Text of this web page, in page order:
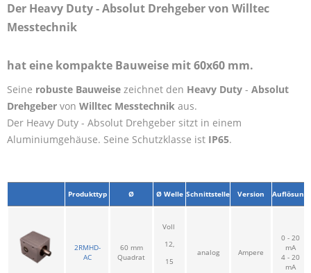
Der Heavy Duty - Absolut Drehgeber von Willtec
Messtechnik
hat eine kompakte Bauweise mit 60x60 mm.
Seine robuste Bauweise zeichnet den Heavy Duty - Absolut
Drehgeber von Willtec Messtechnik aus.
Der Heavy Duty - Absolut Drehgeber sitzt in einem
Aluminiumgehäuse. Seine Schutzklasse ist IP65.
Produkttyp Ø Ø Welle Schnittstelle Version Auflösung
2RMHD-
AC
60 mm
Quadrat
Voll
12,
15
analog Ampere
0 - 20
mA
4 - 20
mA